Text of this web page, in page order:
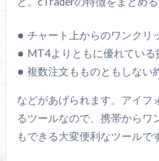
チャート上からのワンクリ
MT4よりともに優れている
複数注文もものともしない
などがあげられます。アイフ
るツールなので、携帯からワ
もできる大変便利なツールで